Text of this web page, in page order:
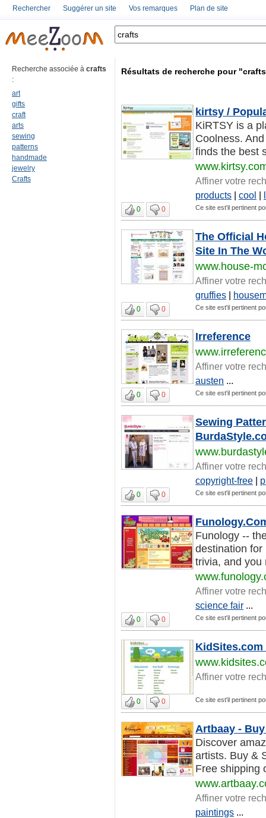
Rechercher Suggérer un site Vos remarques Plan de site
Recherche associée à crafts
:
art
gifts
craft
arts
sewing
patterns
handmade
jewelry
Crafts
Résultats de recherche pour
kirtsy /
KiRTSY is a
Coolness.
finds the best
Affiner votre
products | cool |
0 0 Ce site est'il pertinent
The Official
Site In The
www.house-
Affiner votre
gruffies |
0 0 Ce site est'il pertinent
Irreference
Affiner votre
austen ...
0 0 Ce site est'il pertinent
Sewing
Affiner votre
copyright-free |
0 0 Ce site est'il pertinent
Funology --
destination for
trivia, and you
Affiner votre
science fair ...
0 0 Ce site est'il pertinent
KidSites.com
Affiner votre
0 0 Ce site est'il pertinent
Artbaay -
Discover
artists. Buy &
Free shipping
Affiner votre
paintings ...